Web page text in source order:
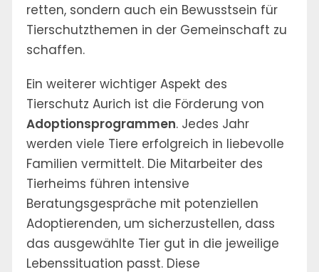
retten, sondern auch ein Bewusstsein für
Tierschutzthemen in der Gemeinschaft zu
schaffen.
Ein weiterer wichtiger Aspekt des
Tierschutz Aurich ist die Förderung von
Adoptionsprogrammen. Jedes Jahr
werden viele Tiere erfolgreich in liebevolle
Familien vermittelt. Die Mitarbeiter des
Tierheims führen intensive
Beratungsgespräche mit potenziellen
Adoptierenden, um sicherzustellen, dass
das ausgewählte Tier gut in die jeweilige
Lebenssituation passt. Diese